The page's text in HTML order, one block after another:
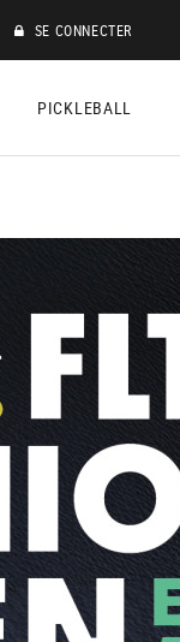
SE CONNECTER
PICKLEBALL